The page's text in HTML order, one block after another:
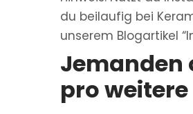
du beilaufig bei
unserem Blogartikel
Jemanden
pro